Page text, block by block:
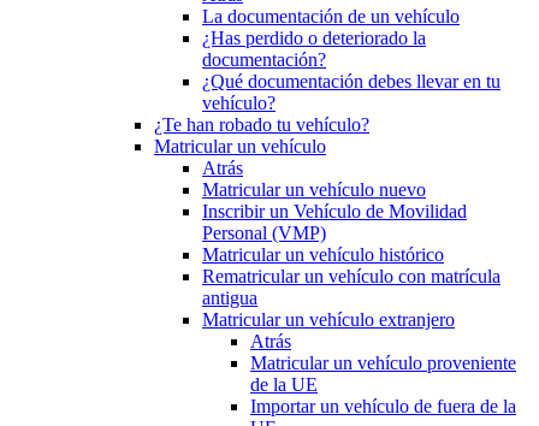
La documentación de un vehículo
¿Has perdido o deteriorado la
documentación?
¿Qué documentación debes llevar en tu
vehículo?
¿Te han robado tu vehículo?
Matricular un vehículo
Atrás
Matricular un vehículo nuevo
Inscribir un Vehículo de Movilidad
Personal (VMP)
Matricular un vehículo histórico
Rematricular un vehículo con matrícula
antigua
Matricular un vehículo extranjero
Atrás
Matricular un vehículo proveniente
de la UE
Importar un vehículo de fuera de la